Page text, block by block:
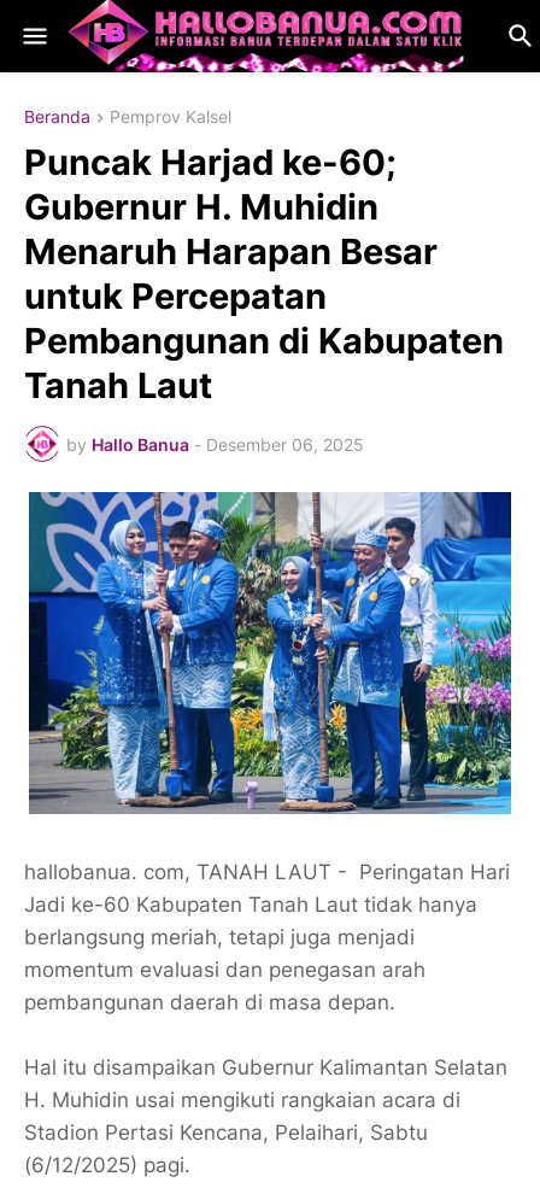
Beranda Pemprov Kalsel
Puncak Harjad ke-60;
Gubernur H. Muhidin
Menaruh Harapan Besar
untuk Percepatan
Pembangunan di Kabupaten
Tanah Laut
by Hallo Banua - Desember 06, 2025
hallobanua. com, TANAH LAUT - Peringatan Hari
Jadi ke-60 Kabupaten Tanah Laut tidak hanya
berlangsung meriah, tetapi juga menjadi
momentum evaluasi dan penegasan arah
pembangunan daerah di masa depan.
Hal itu disampaikan Gubernur Kalimantan Selatan
H. Muhidin usai mengikuti rangkaian acara di
Stadion Pertasi Kencana, Pelaihari, Sabtu
(6/12/2025) pagi.